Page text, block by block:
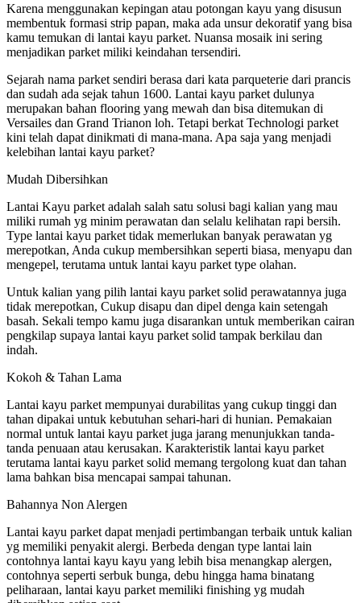
Karena menggunakan kepingan atau potongan kayu yang disusun
membentuk formasi strip papan, maka ada unsur dekoratif yang bisa
kamu temukan di lantai kayu parket. Nuansa mosaik ini sering
menjadikan parket miliki keindahan tersendiri.
Sejarah nama parket sendiri berasa dari kata parqueterie dari prancis
dan sudah ada sejak tahun 1600. Lantai kayu parket dulunya
merupakan bahan flooring yang mewah dan bisa ditemukan di
Versailes dan Grand Trianon loh. Tetapi berkat Technologi parket
kini telah dapat dinikmati di mana-mana. Apa saja yang menjadi
kelebihan lantai kayu parket?
Mudah Dibersihkan
Lantai Kayu parket adalah salah satu solusi bagi kalian yang mau
miliki rumah yg minim perawatan dan selalu kelihatan rapi bersih.
Type lantai kayu parket tidak memerlukan banyak perawatan yg
merepotkan, Anda cukup membersihkan seperti biasa, menyapu dan
mengepel, terutama untuk lantai kayu parket type olahan.
Untuk kalian yang pilih lantai kayu parket solid perawatannya juga
tidak merepotkan, Cukup disapu dan dipel denga kain setengah
basah. Sekali tempo kamu juga disarankan untuk memberikan cairan
pengkilap supaya lantai kayu parket solid tampak berkilau dan
indah.
Kokoh & Tahan Lama
Lantai kayu parket mempunyai durabilitas yang cukup tinggi dan
tahan dipakai untuk kebutuhan sehari-hari di hunian. Pemakaian
normal untuk lantai kayu parket juga jarang menunjukkan tanda-
tanda penuaan atau kerusakan. Karakteristik lantai kayu parket
terutama lantai kayu parket solid memang tergolong kuat dan tahan
lama bahkan bisa mencapai sampai tahunan.
Bahannya Non Alergen
Lantai kayu parket dapat menjadi pertimbangan terbaik untuk kalian
yg memiliki penyakit alergi. Berbeda dengan type lantai lain
contohnya lantai kayu kayu yang lebih bisa menangkap alergen,
contohnya seperti serbuk bunga, debu hingga hama binatang
peliharaan, lantai kayu parket memiliki finishing yg mudah